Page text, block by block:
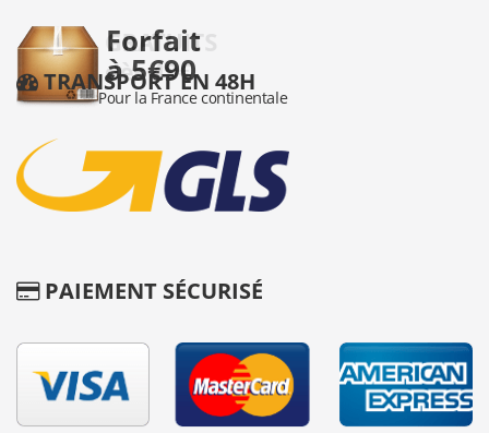
TRANSPORT EN 48H
PAIEMENT SÉCURISÉ